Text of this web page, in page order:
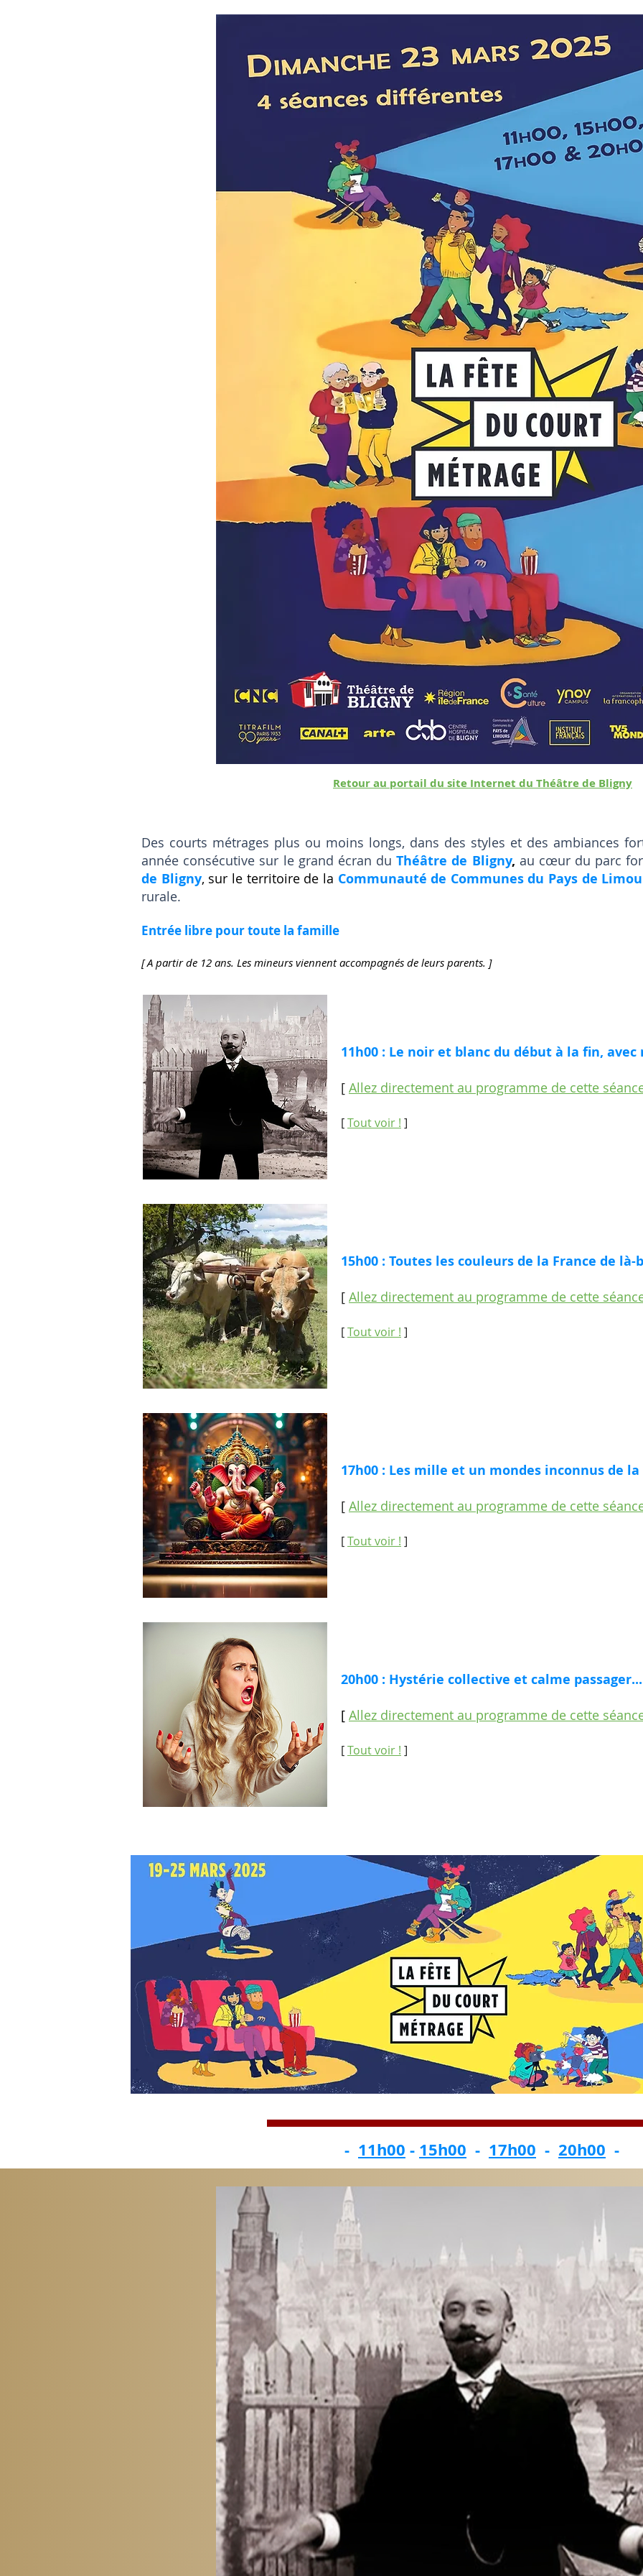
Retour au portail du site Internet du Théâtre de Bligny
Des courts métrages plus ou moins longs, dans des styles et des ambiances
année consécutive sur le grand écran duThéâtre de Bligny, au cœur du parc
de Bligny, sur le territoire de la Communauté de Communes du Pays de
rurale.
Entrée libre pour toute la famille
[ A partir de 12 ans. Les mineurs viennent accompagnés de leurs parents. ]
11h00 : Le noir et blanc du début à la fin,
[ Allez directement au programme de cette
[Tout voir ! ]
15h00 : Toutes les couleurs de la France de là-
[ Allez directement au programme de cette
[Tout voir ! ]
17h00 : Les mille et un mondes inconnus de
[ Allez directement au programme de cette
[Tout voir ! ]
20h00 : Hystérie collective et calme passager...
[ Allez directement au programme de cette
[Tout voir ! ]
- 11h00 - 15h00 - 17h00 - 20h00 -